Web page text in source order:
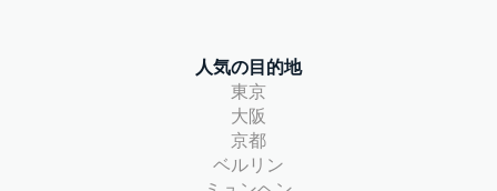
人気の目的地
東京
大阪
京都
ベルリン